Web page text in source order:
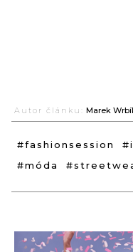
Autor článku: Marek
#fashionsession
#móda